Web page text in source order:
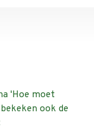
'Hoe moet
ook de